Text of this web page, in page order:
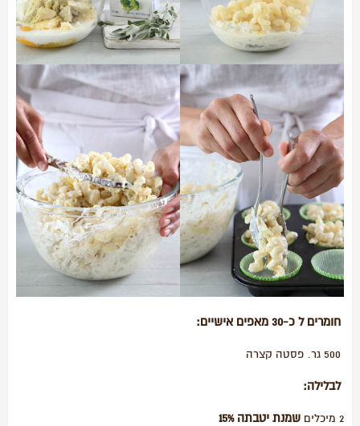
חומרים ל כ-30 מאפים אישיים:
לבלילה:
2 מיכלים שמנת יטבתה 15%